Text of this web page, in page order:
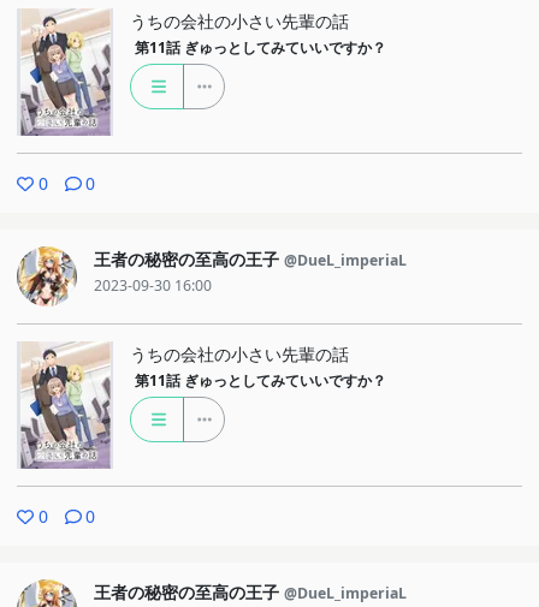
うちの会社の小さい先輩の話
第11話 ぎゅっとしてみていいですか？
0 0
王者の秘密の至高の王子 @DueL_imperiaL
2023-09-30 16:00
うちの会社の小さい先輩の話
第11話 ぎゅっとしてみていいですか？
0 0
王者の秘密の至高の王子 @DueL_imperiaL